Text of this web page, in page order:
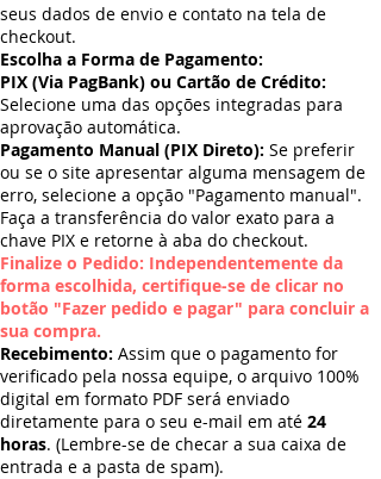
seus dados de envio e contato na tela de
checkout.
Escolha a Forma de Pagamento:
PIX (Via PagBank) ou Cartão de Crédito:
Selecione uma das opções integradas para
aprovação automática.
Pagamento Manual (PIX Direto): Se preferir
ou se o site apresentar alguma mensagem de
erro, selecione a opção "Pagamento manual".
Faça a transferência do valor exato para a
chave PIX e retorne à aba do checkout.
Finalize o Pedido: Independentemente da
forma escolhida, certifique-se de clicar no
botão "Fazer pedido e pagar" para concluir a
sua compra.
Recebimento: Assim que o pagamento for
verificado pela nossa equipe, o arquivo 100%
digital em formato PDF será enviado
diretamente para o seu e-mail em até 24
horas. (Lembre-se de checar a sua caixa de
entrada e a pasta de spam).